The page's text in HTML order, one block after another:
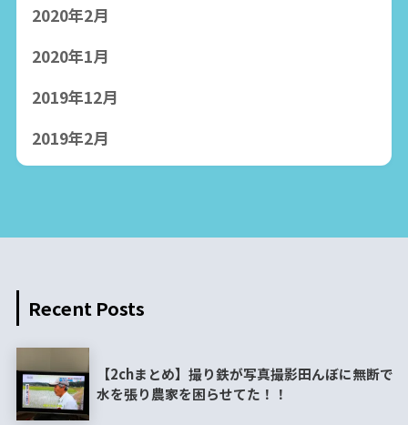
2020年2月
2020年1月
2019年12月
2019年2月
Recent Posts
【2chまとめ】撮り鉄が写真撮影田んぼに無断で
水を張り農家を困らせてた！！